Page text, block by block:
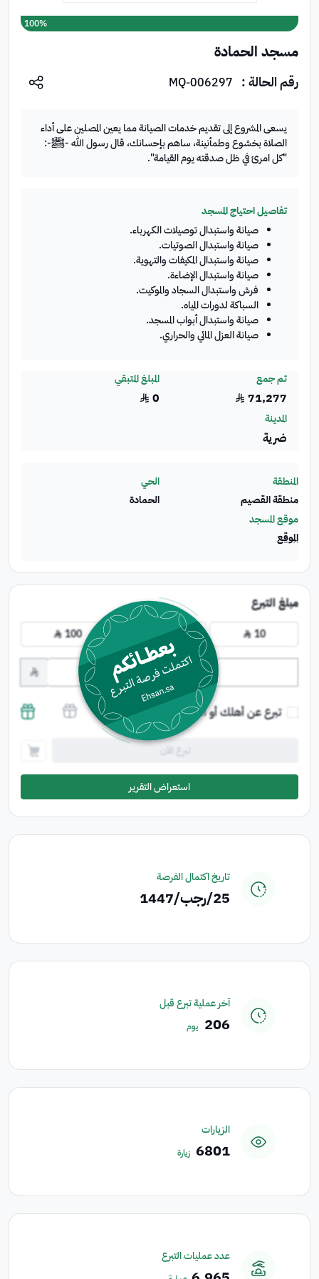
تبرع الآن 100%
مسجد الحمادة
رقم الحالة : MQ-006297
يسعى المشروع إلى تقديم خدمات الصيانة مما يعين المصلين على أداء
الصلاة بخشوع وطمأنينة، ساهم بإحسانك، قال رسول الله -ﷺ-:
"كل امرئ في ظل صدقته يوم القيامة".
تفاصيل احتياج المسجد
صيانة واستبدال توصيلات الكهرباء.
صيانة واستبدال الصوتيات.
صيانة واستبدال المكيفات والتهوية.
صيانة واستبدال الإضاءة.
فرش واستبدال السجاد والموكيت.
السباكة لدورات المياه.
صيانة واستبدال أبواب المسجد.
صيانة العزل المائي والحراري.
تم جمع
71,277﷼
المبلغ المتبقي
﷼
المدينة
ضرية
المنطقة
منطقة القصيم
الحي
الحمادة
موقع المسجد
الموقع
مبلغ التبرع
10 ﷼ 50 ﷼ 100 ﷼
﷼
تبرع عن أهلك أو أصدقائك وشاركهم الأجر
تبرع الآن
استعراض التقرير
تاريخ اكتمال الفرصة
25‏/رجب‏/1447
آخر عملية تبرع قبل
206 يوم
الزيارات
6801 زيارة
عدد عمليات التبرع